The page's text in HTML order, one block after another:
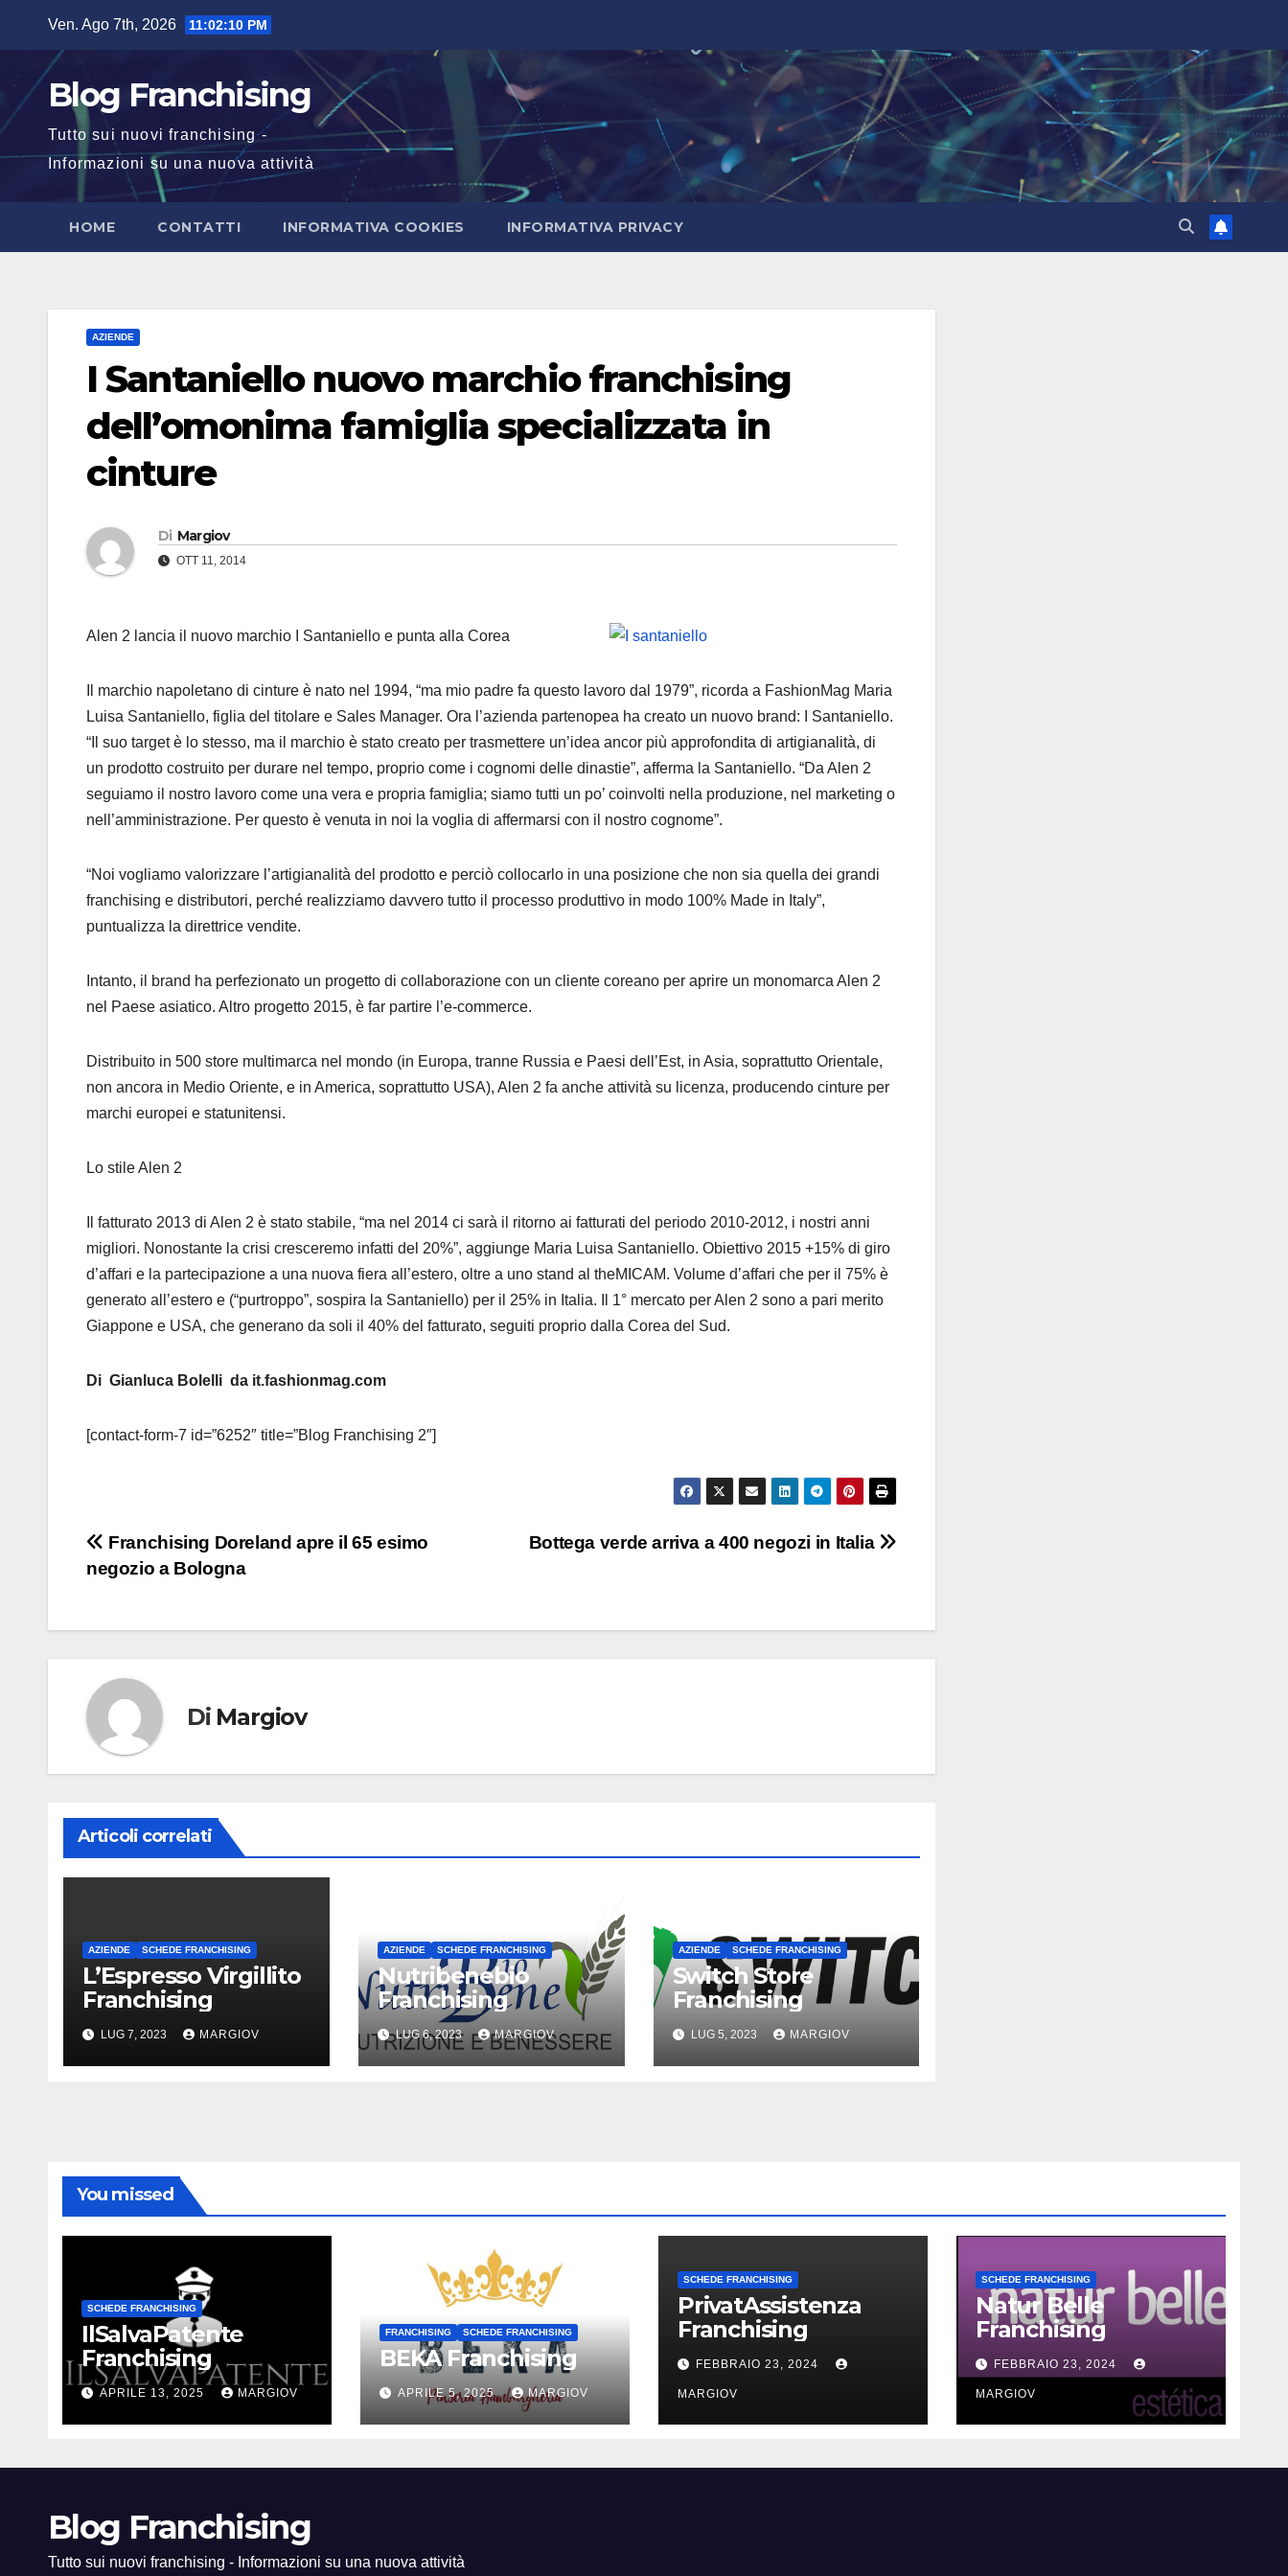
contenuto
Ven. Ago 7th, 2026 11:02:10 PM
Blog Franchising
Tutto sui nuovi franchising -
Informazioni su una nuova attività
HOME CONTATTI INFORMATIVA COOKIES INFORMATIVA PRIVACY
AZIENDE
I Santaniello nuovo marchio franchising
dell’omonima famiglia specializzata in
cinture
Di Margiov
OTT 11, 2014
Alen 2 lancia il nuovo marchio I Santaniello e punta alla Corea
Il marchio napoletano di cinture è nato nel 1994, “ma mio padre fa questo lavoro dal 1979”, ricorda a FashionMag Maria
Luisa Santaniello, figlia del titolare e Sales Manager. Ora l’azienda partenopea ha creato un nuovo brand: I Santaniello.
“Il suo target è lo stesso, ma il marchio è stato creato per trasmettere un’idea ancor più approfondita di artigianalità, di
un prodotto costruito per durare nel tempo, proprio come i cognomi delle dinastie”, afferma la Santaniello. “Da Alen 2
seguiamo il nostro lavoro come una vera e propria famiglia; siamo tutti un po’ coinvolti nella produzione, nel marketing o
nell’amministrazione. Per questo è venuta in noi la voglia di affermarsi con il nostro cognome”.
“Noi vogliamo valorizzare l’artigianalità del prodotto e perciò collocarlo in una posizione che non sia quella dei grandi
franchising e distributori, perché realizziamo davvero tutto il processo produttivo in modo 100% Made in Italy”,
puntualizza la direttrice vendite.
Intanto, il brand ha perfezionato un progetto di collaborazione con un cliente coreano per aprire un monomarca Alen 2
nel Paese asiatico. Altro progetto 2015, è far partire l’e-commerce.
Distribuito in 500 store multimarca nel mondo (in Europa, tranne Russia e Paesi dell’Est, in Asia, soprattutto Orientale,
non ancora in Medio Oriente, e in America, soprattutto USA), Alen 2 fa anche attività su licenza, producendo cinture per
marchi europei e statunitensi.
Lo stile Alen 2
Il fatturato 2013 di Alen 2 è stato stabile, “ma nel 2014 ci sarà il ritorno ai fatturati del periodo 2010-2012, i nostri anni
migliori. Nonostante la crisi cresceremo infatti del 20%”, aggiunge Maria Luisa Santaniello. Obiettivo 2015 +15% di giro
d’affari e la partecipazione a una nuova fiera all’estero, oltre a uno stand al theMICAM. Volume d’affari che per il 75% è
generato all’estero e (“purtroppo”, sospira la Santaniello) per il 25% in Italia. Il 1° mercato per Alen 2 sono a pari merito
Giappone e USA, che generano da soli il 40% del fatturato, seguiti proprio dalla Corea del Sud.
Di Gianluca Bolelli da it.fashionmag.com
[contact-form-7 id=”6252″ title=”Blog Franchising 2″]
Navigazione
articoli
Bottega verde arriva a 400 negozi in Italia
Franchising Doreland apre il 65 esimo
negozio a Bologna
Di Margiov
Articoli correlati
AZIENDE SCHEDE FRANCHISING
L’Espresso Virgillito
Franchising
LUG 7, 2023 MARGIOV
AZIENDE SCHEDE FRANCHISING
Nutribenebio
Franchising
LUG 6, 2023 MARGIOV
AZIENDE SCHEDE FRANCHISING
Switch Store
Franchising
LUG 5, 2023 MARGIOV
You missed
SCHEDE FRANCHISING
IlSalvaPatente
Franchising
APRILE 13, 2025 MARGIOV
FRANCHISING SCHEDE FRANCHISING
BEKA Franchising
APRILE 5, 2025 MARGIOV
SCHEDE FRANCHISING
PrivatAssistenza
Franchising
FEBBRAIO 23, 2024
MARGIOV
SCHEDE FRANCHISING
Natur Belle
Franchising
FEBBRAIO 23, 2024
MARGIOV
Blog Franchising
Tutto sui nuovi franchising - Informazioni su una nuova attività